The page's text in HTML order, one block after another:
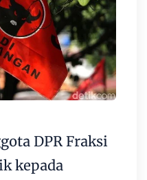
DPR Fraksi
kepada